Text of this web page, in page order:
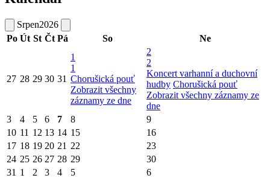
Srpen2026
Po Út St Čt Pá So Ne
27 28 29 30 31
1
1
Chorušická pouť
Zobrazit všechny
záznamy ze dne
2
2
Koncert varhanní a duchovní
hudby Chorušická pouť
Zobrazit všechny záznamy ze
dne
3
4 5 6 7 8
9
10 11 12 13 14 15
16
17 18 19 20 21 22
23
24 25 26 27 28 29
30
31 1 2 3 4 5 6